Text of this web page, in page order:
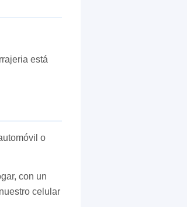
está
o
con un
celular